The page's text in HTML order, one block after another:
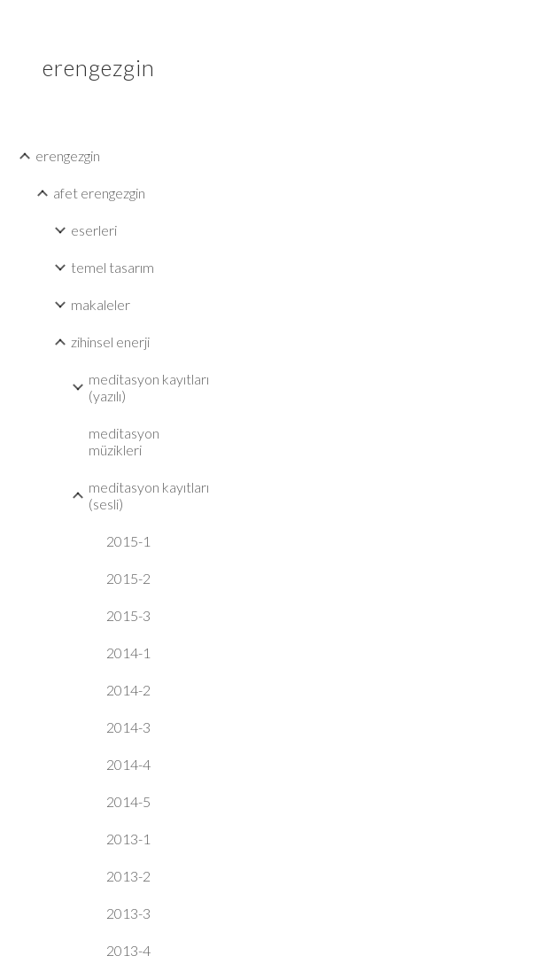
erengezgin
erengezgin
afet erengezgin
eserleri
temel tasarım
makaleler
zihinsel enerji
meditasyon kayıtları
(yazılı)
meditasyon
müzikleri
meditasyon kayıtları
(sesli)
2015-1
2015-2
2015-3
2014-1
2014-2
2014-3
2014-4
2014-5
2013-1
2013-2
2013-3
2013-4